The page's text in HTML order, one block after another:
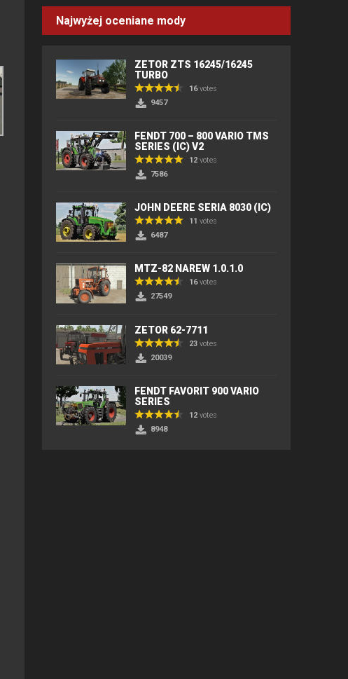
Najwyżej oceniane mody
ZETOR ZTS 16245/16245
TURBO
16votes
9457
FENDT 700 – 800 VARIO TMS
SERIES (IC) V2
12 votes
7586
JOHN DEERE SERIA 8030 (IC)
11 votes
6487
MTZ-82 NAREW 1.0.1.0
16votes
27549
ZETOR 62-7711
23 votes
20039
FENDT FAVORIT 900 VARIO
SERIES
12 votes
8948